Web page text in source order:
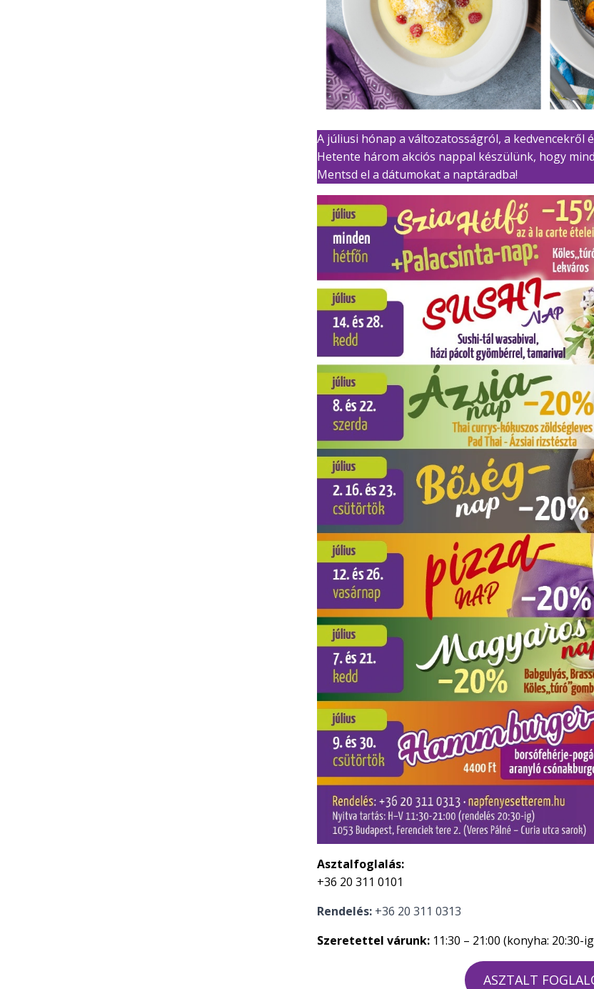
A júliusi hónap a változatosságról, a kedvencekről
Hetente három akciós nappal készülünk, hogy
Mentsd el a dátumokat a naptáradba!
Asztalfoglalás:
+36 20 311 0101
Rendelés: +36 20 311 0313
Szeretettel várunk: 11:30 – 21:00 (konyha: 20:30-
ASZTALT